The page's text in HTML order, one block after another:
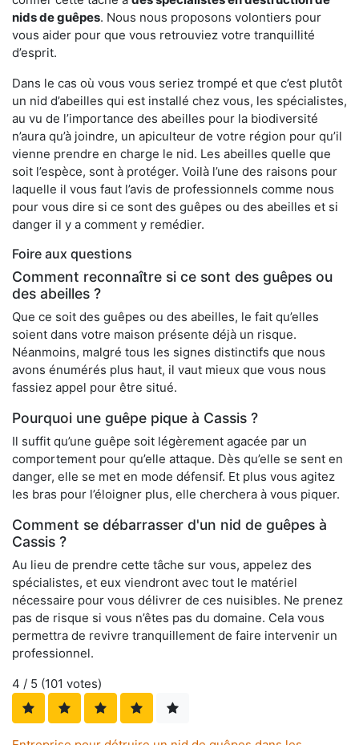
nids de guêpes. Nous nous proposons volontiers pour
vous aider pour que vous retrouviez votre tranquillité
d’esprit.
Dans le cas où vous vous seriez trompé et que c’est plutôt
un nid d’abeilles qui est installé chez vous, les spécialistes,
au vu de l’importance des abeilles pour la biodiversité
n’aura qu’à joindre, un apiculteur de votre région pour qu’il
vienne prendre en charge le nid. Les abeilles quelle que
soit l’espèce, sont à protéger. Voilà l’une des raisons pour
laquelle il vous faut l’avis de professionnels comme nous
pour vous dire si ce sont des guêpes ou des abeilles et si
danger il y a comment y remédier.
Foire aux questions
Comment reconnaître si ce sont des guêpes ou
des abeilles ?
Que ce soit des guêpes ou des abeilles, le fait qu’elles
soient dans votre maison présente déjà un risque.
Néanmoins, malgré tous les signes distinctifs que nous
avons énumérés plus haut, il vaut mieux que vous nous
fassiez appel pour être situé.
Pourquoi une guêpe pique à Cassis ?
Il suffit qu’une guêpe soit légèrement agacée par un
comportement pour qu’elle attaque. Dès qu’elle se sent en
danger, elle se met en mode défensif. Et plus vous agitez
les bras pour l’éloigner plus, elle cherchera à vous piquer.
Comment se débarrasser d'un nid de guêpes à
Cassis ?
Au lieu de prendre cette tâche sur vous, appelez des
spécialistes, et eux viendront avec tout le matériel
nécessaire pour vous délivrer de ces nuisibles. Ne prenez
pas de risque si vous n’êtes pas du domaine. Cela vous
permettra de revivre tranquillement de faire intervenir un
professionnel.
4 / 5 (101 votes)